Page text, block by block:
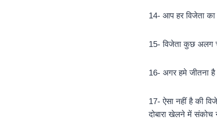
14- आप हर विजेता
15- विजेता कुछ अलग
16- अगर हमे जीतना है
17- ऐसा नहीं है की
दोबारा खेलने में संकोच